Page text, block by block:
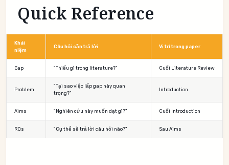
Quick Reference
Khái
niệm
Câu hỏi cần trả lời Vị trí trong paper
Gap "Thiếu gì trong literature?" Cuối Literature Review
Problem
"Tại sao việc lấp gap này quan
trọng?"
Introduction
Aims "Nghiên cứu này muốn đạt gì?" Cuối Introduction
RQs "Cụ thể sẽ trả lời câu hỏi nào?" Sau Aims